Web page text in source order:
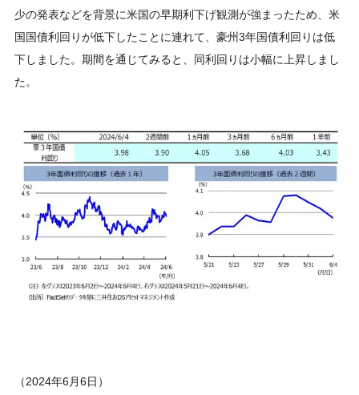
少の発表などを背景に米国の早期利下げ観測が強まったため、米
国国債利回りが低下したことに連れて、豪州3年国債利回りは低
下しました。期間を通じてみると、同利回りは小幅に上昇しまし
た。
（2024年6月6日）